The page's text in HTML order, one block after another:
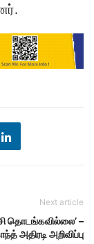
Next article
தொடங்கவில்லை’ –
அதிரடி அறிவிப்பு